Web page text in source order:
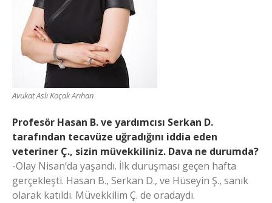
Avukat Aslı Koçak Arıhan
Profesör Hasan B. ve yardımcısı Serkan D.
tarafından tecavüze uğradığını iddia eden
veteriner Ç., sizin müvekkiliniz. Dava ne durumda?
-Olay Nisan’da yaşandı. İlk duruşması geçen hafta
gerçekleşti. Hasan B., Serkan D., ve Hüseyin Ş., sanık
olarak katıldı. Müvekkilim Ç. de oradaydı.